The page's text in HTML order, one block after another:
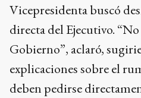
Vicepresidenta buscó
directa del Ejecutivo.
Gobierno”, aclaró,
explicaciones sobre el
deben pedirse